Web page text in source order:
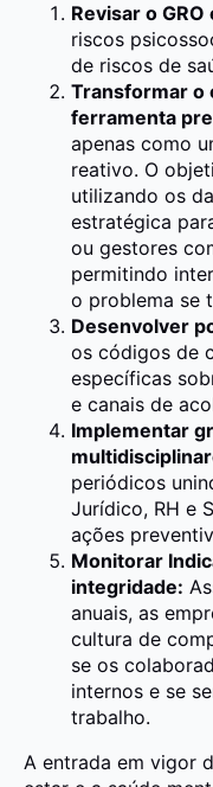
Revisar o GRO
riscos
de riscos de
Transformar o
ferramenta
apenas como
reativo. O
utilizando os
estratégica
ou gestores
permitindo
o problema se
Desenvolver
os códigos de
específicas
e canais de
Implementar
periódicos
Jurídico, RH e
ações
Monitorar
integridade:
anuais, as
cultura de
se os
internos e se
trabalho.
A entrada em vigor